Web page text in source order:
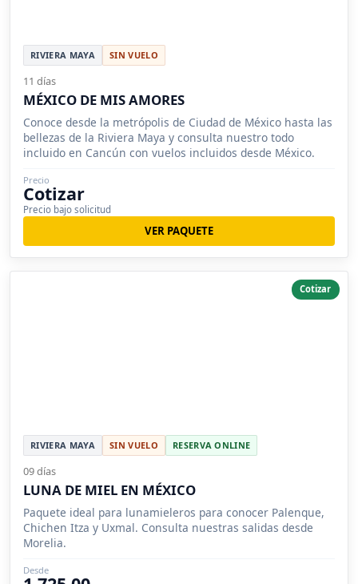
RIVIERA MAYA SIN VUELO
11 días
MÉXICO DE MIS AMORES
Conoce desde la metrópolis de Ciudad de México hasta las
bellezas de la Riviera Maya y consulta nuestro todo
incluido en Cancún con vuelos incluidos desde México.
Precio
Cotizar
Precio bajo solicitud
VER PAQUETE
Cotizar
RIVIERA MAYA SIN VUELO RESERVA ONLINE
09 días
LUNA DE MIEL EN MÉXICO
Paquete ideal para lunamieleros para conocer Palenque,
Chichen Itza y Uxmal. Consulta nuestras salidas desde
Morelia.
Desde